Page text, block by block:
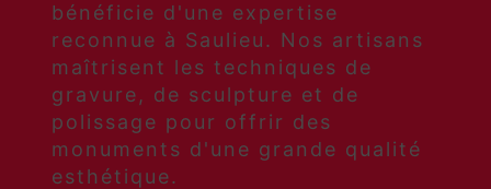
bénéficie d'une expertise
reconnue à Saulieu. Nos artisans
maîtrisent les techniques de
gravure, de sculpture et de
polissage pour offrir des
monuments d'une grande qualité
esthétique.